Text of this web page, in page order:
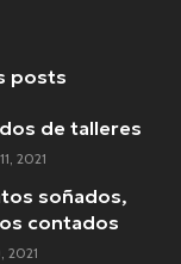
posts
de talleres
2021
soñados,
contados
2021